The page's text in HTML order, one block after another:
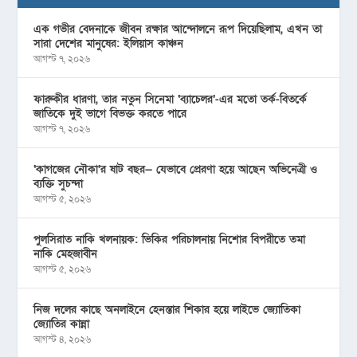
এক গভীর বেদনাকে জীবন রক্ষার আন্দোলনে রূপ দিয়েছিলাম, এখন তা
সারা দেশের মানুষের: ইলিয়াস কাঞ্চন
আগস্ট ৭, ২০২৬
ফারুকীর ধারণা, তার নতুন সিনেমা ‘ব্যাচেলর’-এর মতো তর্ক-বিতর্কে
জাতিকে দুই ভাগে বিভক্ত করতে পারে
আগস্ট ৭, ২০২৬
‘কাগজের নৌকা’র ষাট বছর— যেভাবে প্রেরণা হয়ে আছেন অভিনেত্রী ও
ব্যক্তি সুচন্দা
আগস্ট ৫, ২০২৬
পুলসিরাত নাকি খলনায়ক: ভিকির পরিচালনায় নিশোর বিপরীতে তমা
নাকি মেহজাবীন
আগস্ট ৫, ২০২৬
নিজ দলের কাছে অনলাইনে হেনস্তার শিকার হয়ে লাইভে জ্যোতিকা
জ্যোতির কান্না
আগস্ট ৪, ২০২৬